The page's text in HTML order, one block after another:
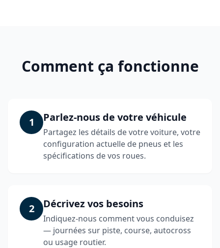
Comment ça fonctionne
1 Parlez-nous de votre véhicule
Partagez les détails de votre voiture, votre
configuration actuelle de pneus et les
spécifications de vos roues.
2 Décrivez vos besoins
Indiquez-nous comment vous conduisez
— journées sur piste, course, autocross
ou usage routier.